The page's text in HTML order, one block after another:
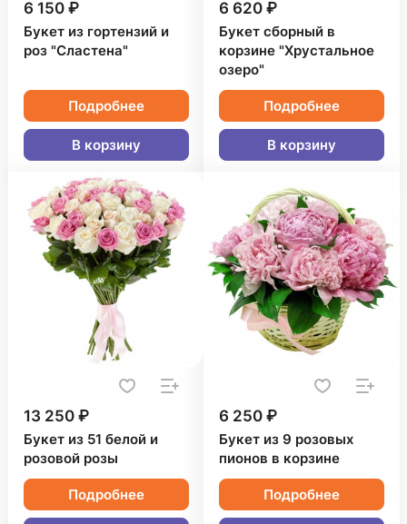
6 150 ₽
Букет из гортензий и
роз "Сластена"
Подробнее
В корзину
6 620 ₽
Букет сборный в
корзине "Хрустальное
озеро"
Подробнее
В корзину
13 250 ₽
Букет из 51 белой и
розовой розы
Подробнее
6 250 ₽
Букет из 9 розовых
пионов в корзине
Подробнее